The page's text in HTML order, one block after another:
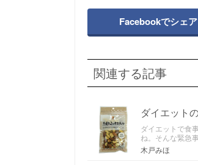
Facebookでシェア
関連する記事
ダイエット
ダイエットで食
ね。そんな緊急
木戸みほ